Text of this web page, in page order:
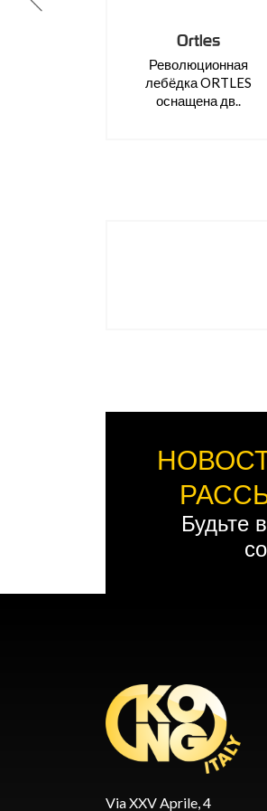
Ortles
Революционная
лебёдка ORTLES
оснащена дв..
Будьте
Via XXV Aprile, 4